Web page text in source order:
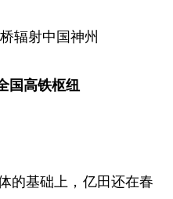
辐射中国神州
国高铁枢纽
的基础上，亿田还在春